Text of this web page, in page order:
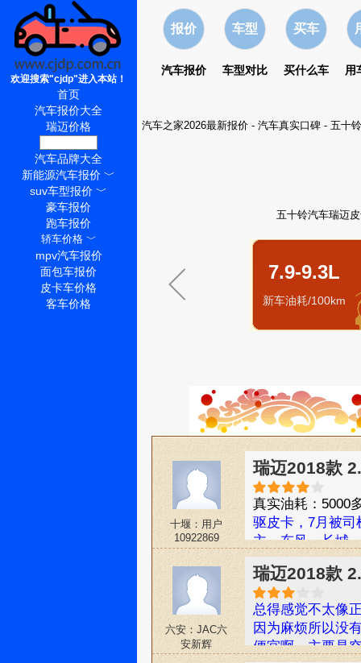
报价
汽车报价
车型
车型对比
买车
买什么车 用
汽车之家2026最新报价 - 汽车真实口碑 - 五十
五十铃汽车瑞迈
7.9-9.3L
新车油耗/100km
十堰：用户
10922869
瑞迈2018款
真实油耗：5000
驱皮卡，7月被
主，东风，长城
了，选中这款，
但是也要看对眼
要，为了测试一
公里，（这里加
勤检查,我相信这
六安：JAC六
安新辉
瑞迈2018款
总得感觉不太像
因为麻烦所以没
便宜啊，主要是
欢迎搜索"cjdp"进入本站！
首页
汽车报价大全
瑞迈价格
汽车品牌大全
新能源汽车报价 ﹀
suv车型报价 ﹀
豪车报价
跑车报价
轿车价格﹀
mpv汽车报价
面包车报价
皮卡车价格
客车价格